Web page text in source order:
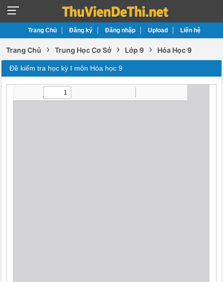
Trang Chủ Đăng ký Đăng nhập Upload Liên hệ
Trang Chủ › Trung Học Cơ Sở › Lớp 9 › Hóa Học 9
Đề kiểm tra học kỳ I môn Hóa học 9